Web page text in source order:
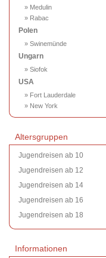
» Medulin
» Rabac
Polen
» Swinemünde
Ungarn
» Siofok
USA
» Fort Lauderdale
» New York
Altersgruppen
Jugendreisen ab 10
Jugendreisen ab 12
Jugendreisen ab 14
Jugendreisen ab 16
Jugendreisen ab 18
Informationen